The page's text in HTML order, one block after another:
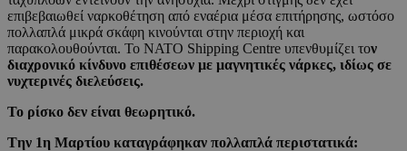
επιβεβαιωθεί ναρκοθέτηση από εναέρια μέσα επιτήρησης, ωστόσο
πολλαπλά μικρά σκάφη κινούνται στην περιοχή και
παρακολουθούνται. Το ΝΑΤΟ Shipping Centre υπενθυμίζει τον
διαχρονικό κίνδυνο επιθέσεων με μαγνητικές νάρκες, ιδίως σε
νυχτερινές διελεύσεις.
Το ρίσκο δεν είναι θεωρητικό.
Tην 1η Μαρτίου καταγράφηκαν πολλαπλά περιστατικά: